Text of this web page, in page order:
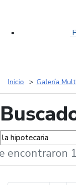
Inicio Galería
encontraron